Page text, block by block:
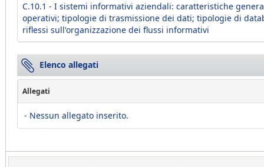
C.10.1 - I sistemi informativi aziendali: caratteristiche
operativi; tipologie di trasmissione dei dati; tipologie di
riflessi sull'organizzazione dei flussi informativi
Elenco allegati
Allegati
- Nessun allegato inserito.